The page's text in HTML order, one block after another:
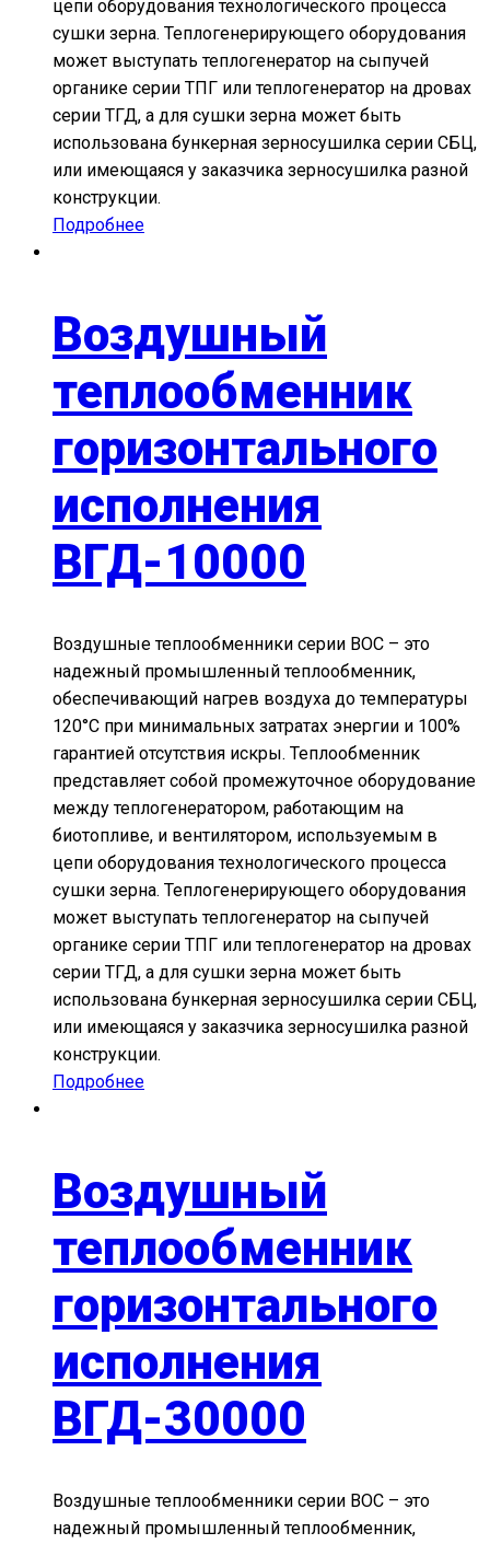
цепи оборудования технологического процесса
сушки зерна. Теплогенерирующего оборудования
может выступать теплогенератор на сыпучей
органике серии ТПГ или теплогенератор на дровах
серии ТГД, а для сушки зерна может быть
использована бункерная зерносушилка серии СБЦ,
или имеющаяся у заказчика зерносушилка разной
конструкции.
Подробнее
Воздушный
теплообменник
горизонтального
исполнения
ВГД-10000
Воздушные теплообменники серии ВОС – это
надежный промышленный теплообменник,
обеспечивающий нагрев воздуха до температуры
120°С при минимальных затратах энергии и 100%
гарантией отсутствия искры. Теплообменник
представляет собой промежуточное оборудование
между теплогенератором, работающим на
биотопливе, и вентилятором, используемым в
цепи оборудования технологического процесса
сушки зерна. Теплогенерирующего оборудования
может выступать теплогенератор на сыпучей
органике серии ТПГ или теплогенератор на дровах
серии ТГД, а для сушки зерна может быть
использована бункерная зерносушилка серии СБЦ,
или имеющаяся у заказчика зерносушилка разной
конструкции.
Подробнее
Воздушный
теплообменник
горизонтального
исполнения
ВГД-30000
Воздушные теплообменники серии ВОС – это
надежный промышленный теплообменник,